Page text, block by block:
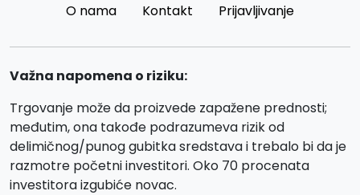
O nama Kontakt Prijavljivanje
Važna napomena o riziku:
Trgovanje može da proizvede zapažene prednosti;
međutim, ona takođe podrazumeva rizik od
delimičnog/punog gubitka sredstava i trebalo bi da je
razmotre početni investitori. Oko 70 procenata
investitora izgubiće novac.